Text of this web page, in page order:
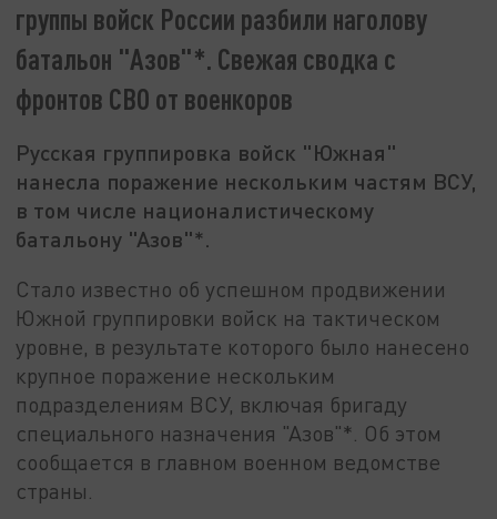
группы войск России разбили наголову
батальон "Азов"*. Свежая сводка с
фронтов СВО от военкоров
Русская группировка войск "Южная"
нанесла поражение нескольким частям ВСУ,
в том числе националистическому
батальону "Азов"*.
Стало известно об успешном продвижении
Южной группировки войск на тактическом
уровне, в результате которого было нанесено
крупное поражение нескольким
подразделениям ВСУ, включая бригаду
специального назначения "Азов"*. Об этом
сообщается в главном военном ведомстве
страны.